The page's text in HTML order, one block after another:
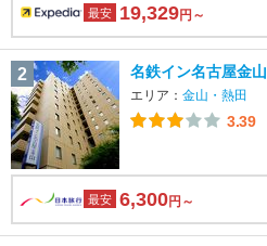
最安 19,329円～
2 名鉄イン名古屋金山
エリア： 金山・熱田
3.39
最安 6,300円～